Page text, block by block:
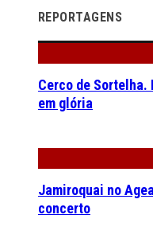
REPORTAGENS
Cerco de
em glória
Jamiroquai no
concerto